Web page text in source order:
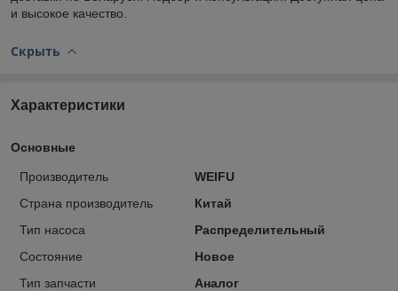
и высокое качество.
Скрыть
Характеристики
Основные
Производитель
WEIFU
Страна производитель
Китай
Тип насоса
Распределительный
Состояние
Новое
Тип запчасти
Аналог